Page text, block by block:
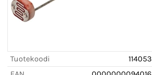
Tuotekoodi
114053